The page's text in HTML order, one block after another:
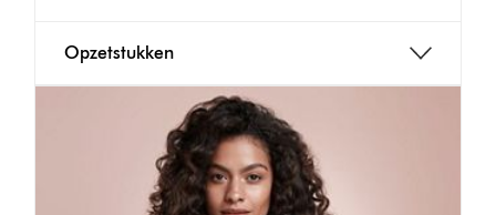
Opzetstukken